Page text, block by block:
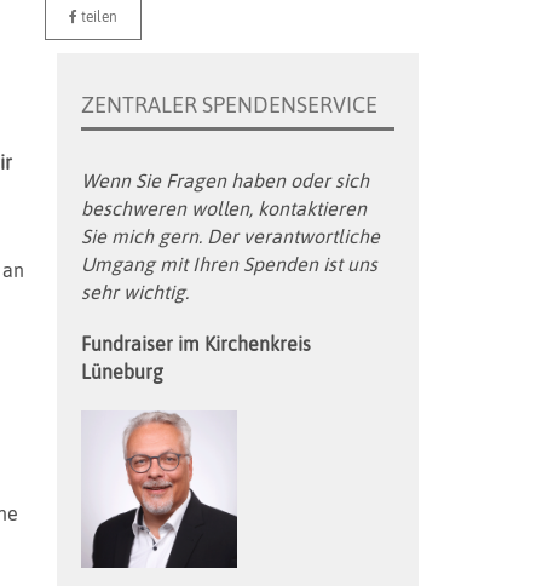
teilen
ZENTRALER SPENDENSERVICE
Wenn Sie Fragen haben oder sich
beschweren wollen, kontaktieren
Sie mich gern. Der verantwortliche
Umgang mit Ihren Spenden ist uns
sehr wichtig.
Fundraiser im Kirchenkreis
Lüneburg